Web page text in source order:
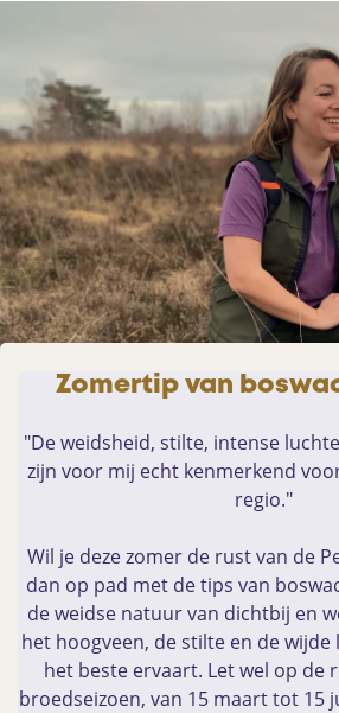
Zomertip van
"De weidsheid, stilte, intense
zijn voor mij echt kenmerkend
regio."
Wil je deze zomer de rust van de
dan op pad met de tips van
de weidse natuur van dichtbij en
het hoogveen, de stilte en de wijde
het beste ervaart. Let wel op de
broedseizoen, van 15 maart tot 15